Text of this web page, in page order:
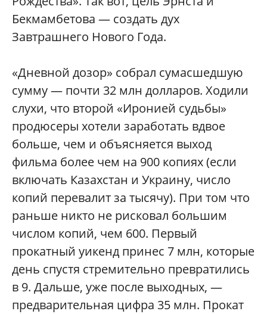
Бекмамбетова — создать дух
Завтрашнего Нового Года.
«Дневной дозор» собрал сумасшедшую
сумму — почти 32 млн долларов. Ходили
слухи, что второй «Иронией судьбы»
продюсеры хотели заработать вдвое
больше, чем и объясняется выход
фильма более чем на 900 копиях (если
включать Казахстан и Украину, число
копий перевалит за тысячу). При том что
раньше никто не рисковал большим
числом копий, чем 600. Первый
прокатный уикенд принес 7 млн, которые
день спустя стремительно превратились
в 9. Дальше, уже после выходных, —
предварительная цифра 35 млн. Прокат